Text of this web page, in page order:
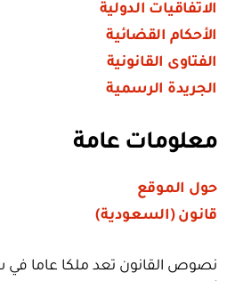
الاتفاقيات الدولية
الأحكام القضائية
الفتاوى القانونية
الجريدة الرسمية
معلومات عامة
حول الموقع
قانون (السعودية)
نصوص القانون تعد ملكا عاما